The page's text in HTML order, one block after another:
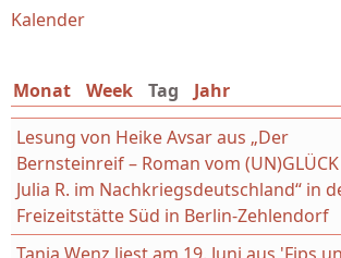
Sie sind hier
Kalender
Monat Week Tag (aktiver Reiter)
Jahr
Lesung von Heike Avsar aus „Der
Bernsteinreif – Roman vom
Julia R. im Nachkriegsdeutschland“ in
Freizeitstätte Süd in Berlin-Zehlendorf